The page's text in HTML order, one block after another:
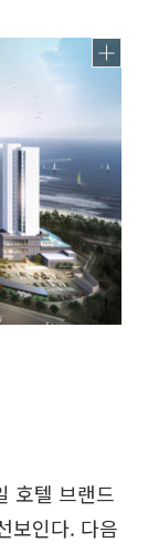
호텔 브랜드
보인다. 다음